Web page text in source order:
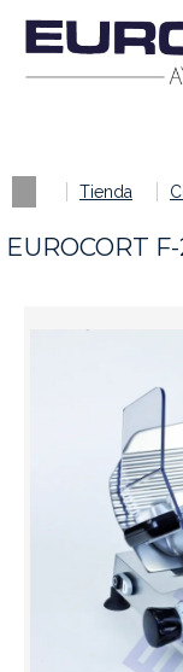
Tienda
EUROCORT